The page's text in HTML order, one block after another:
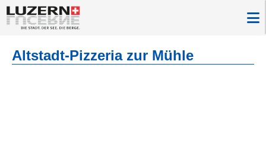
Altstadt-Pizzeria zur Mühle